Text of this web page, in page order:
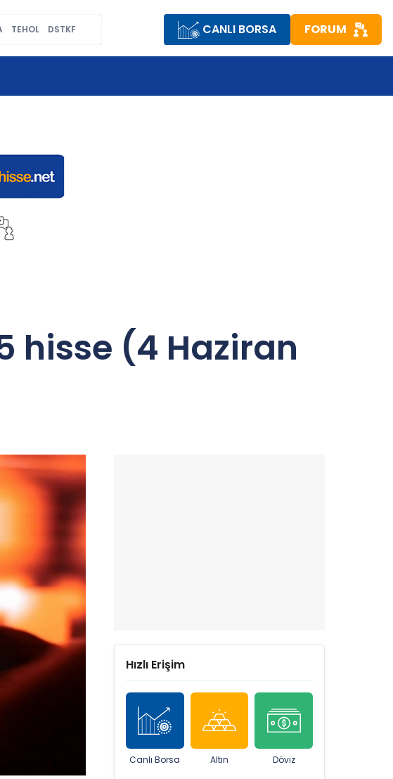
TEHOL DSTKF CANLI BORSA FORUM
hisse (4 Haziran
Hızlı Erişim
Canlı Borsa Altın Döviz